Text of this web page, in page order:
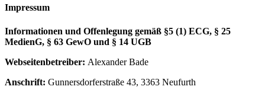
Impressum
Informationen und Offenlegung gemäß §5 (1) ECG, § 25
MedienG, § 63 GewO und § 14 UGB
Webseitenbetreiber: Alexander Bade
Anschrift: Gunnersdorferstraße 43, 3363 Neufurth